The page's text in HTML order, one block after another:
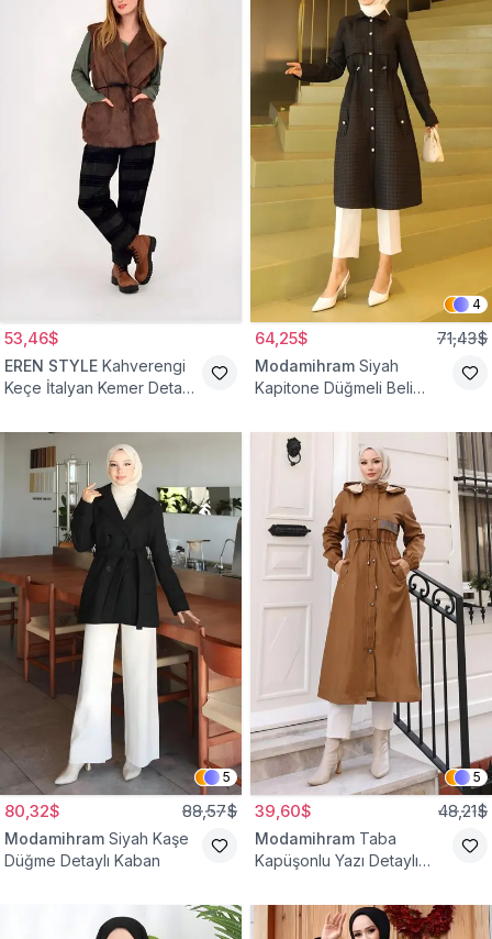
53,46$
EREN STYLE Kahverengi
Keçe İtalyan Kemer Detaylı
4
64,25$ 71,43$
Modamihram Siyah
Kapitone Düğmeli Beli
5
80,32$ 88,57$
Modamihram Siyah Kaşe
Düğme Detaylı Kaban
5
39,60$ 48,21$
Modamihram Taba
Kapüşonlu Yazı Detaylı